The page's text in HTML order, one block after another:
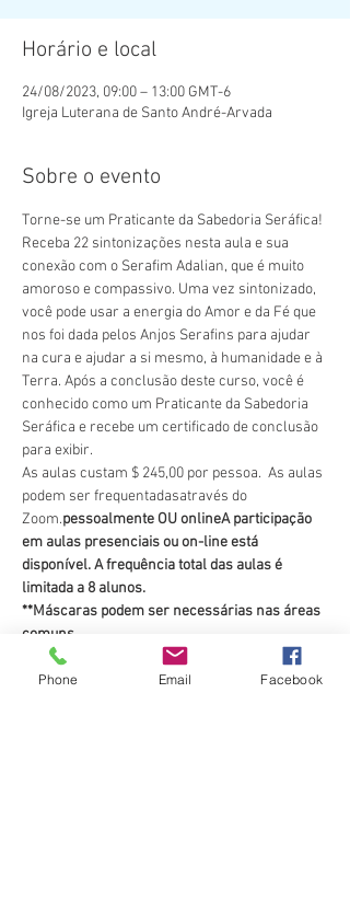
Horário e local
24/08/2023, 09:00 – 13:00 GMT-6
Igreja Luterana de Santo André-Arvada
Sobre o evento
Torne-se um Praticante da Sabedoria Seráfica!
Receba 22 sintonizações nesta aula e sua
conexão com o Serafim Adalian, que é muito
amoroso e compassivo. Uma vez sintonizado,
você pode usar a energia do Amor e da Fé que
nos foi dada pelos Anjos Serafins para ajudar
na cura e ajudar a si mesmo, à humanidade e à
Terra. Após a conclusão deste curso, você é
conhecido como um Praticante da Sabedoria
Seráfica e recebe um certificado de conclusão
para exibir.
As aulas custam $ 245,00 por pessoa.  As aulas
podem ser frequentadasatravés do
Zoom.pessoalmente OU onlineA participação
em aulas presenciais ou on-line está
disponível. A frequência total das aulas é
limitada a 8 alunos.
**Máscaras podem ser necessárias nas áreas
comuns.
Pague aqui usando este site ao se registrar
(Quadrado).
Phone Email Facebook